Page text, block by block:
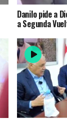
Danilo pide a
a Segunda